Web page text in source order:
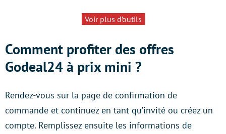
Voir plus d’outils
Comment profiter des offres
Godeal24 à prix mini ?
Rendez-vous sur la page de confirmation de
commande et continuez en tant qu’invité ou créez un
compte. Remplissez ensuite les informations de